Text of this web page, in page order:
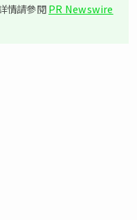
情請參閱PR Newswire